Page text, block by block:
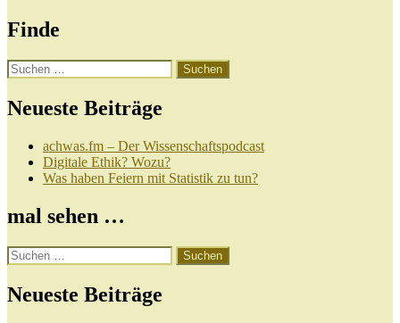
Finde
Suchen
nach:
Neueste Beiträge
achwas.fm – Der Wissenschaftspodcast
Digitale Ethik? Wozu?
Was haben Feiern mit Statistik zu tun?
mal sehen …
Suchen
nach:
Neueste Beiträge